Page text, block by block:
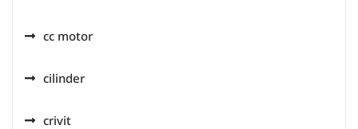
cc motor
cilinder
crivit